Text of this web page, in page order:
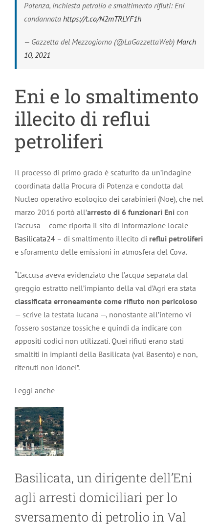
Potenza, inchiesta petrolio e smaltimento rifiuti: Eni
condannata https://t.co/N2mTRLYF1h
— Gazzetta del Mezzogiorno (@LaGazzettaWeb) March
10, 2021
Eni e lo smaltimento
illecito di reflui
petroliferi
Il processo di primo grado è scaturito da un’indagine
coordinata dalla Procura di Potenza e condotta dal
Nucleo operativo ecologico dei carabinieri (Noe), che nel
marzo 2016 portò all’arresto di 6 funzionari Eni con
l’accusa – come riporta il sito di informazione locale
Basilicata24 – di smaltimento illecito di reflui petroliferi
e sforamento delle emissioni in atmosfera del Cova.
“L’accusa aveva evidenziato che l’acqua separata dal
greggio estratto nell’impianto della val d’Agri era stata
classificata erroneamente come rifiuto non pericoloso
— scrive la testata lucana —, nonostante all’interno vi
fossero sostanze tossiche e quindi da indicare con
appositi codici non utilizzati. Quei rifiuti erano stati
smaltiti in impianti della Basilicata (val Basento) e non,
ritenuti non idonei”.
Leggi anche
Basilicata, un dirigente dell’Eni
agli arresti domiciliari per lo
sversamento di petrolio in Val